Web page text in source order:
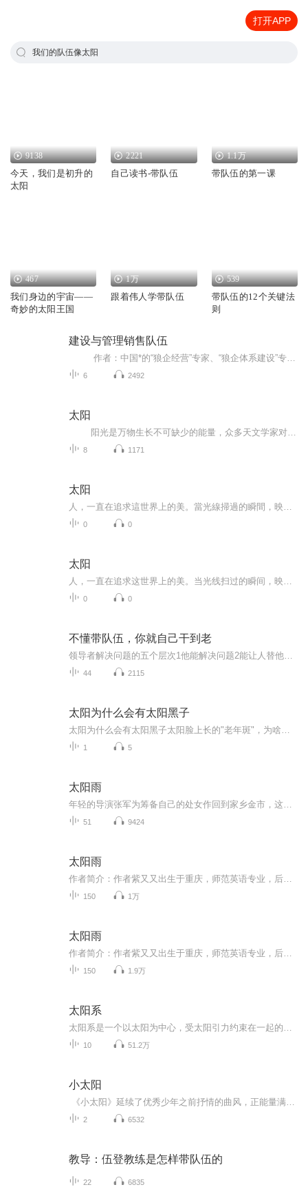
打开APP
我们的队伍像太阳
9138
今天，我们是初升的
太阳
2221
自己读书-带队伍
1.1万
带队伍的第一课
467
我们身边的宇宙——
奇妙的太阳王国
1万
跟着伟人学带队伍
539
带队伍的12个关键法
则
建设与管理销售队伍
6 2492
太阳
8 1171
太阳
0 0
太阳
0 0
不懂带队伍，你就自己干到老
44 2115
太阳为什么会有太阳黑子
1 5
太阳雨
51 9424
太阳雨
150 1万
太阳雨
150 1.9万
太阳系
10 51.2万
小太阳
2 6532
教导：伍登教练是怎样带队伍的
22 6835